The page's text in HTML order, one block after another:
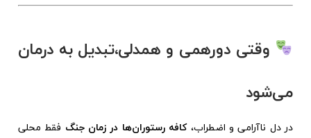
وقتی دورهمی و همدلی،تبدیل به درمان
می‌شود
در دل ناآرامی و اضطراب،کافه‌ رستوران‌ها در زمان جنگ فقط محلی